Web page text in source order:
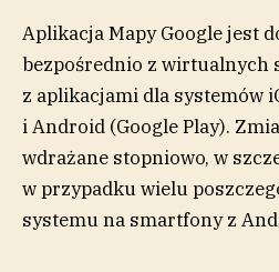
Aplikacja Mapy Google jest
bezpośrednio z wirtualnych
z aplikacjami dla systemów
i Android (Google Play).
wdrażane stopniowo, w
w przypadku wielu
systemu na smartfony z